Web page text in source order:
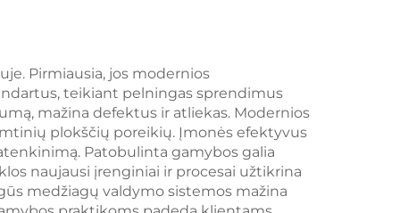
Pirmiausia, jos modernios
teikiant pelningas sprendimus
mažina defektus ir atliekas. Modernios
plokščių poreikių. Įmonės efektyvus
Patobulinta gamybos galia
naujausi įrenginiai ir procesai užtikrina
medžiagų valdymo sistemos mažina